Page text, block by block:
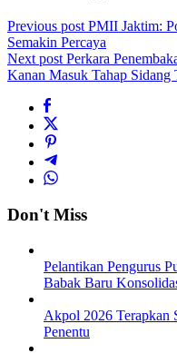
Previous post PMII Jaktim:
Semakin Percaya
Next post Perkara
Kanan Masuk Tahap Sidang
Don't Miss
Pelantikan Pengurus
Babak Baru
Akpol 2026 Terapkan
Penentu